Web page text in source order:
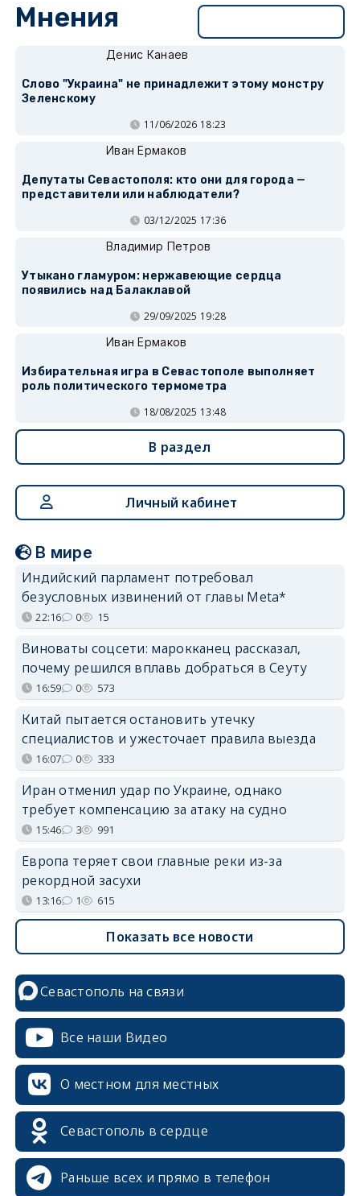
Мнения
Денис Канаев
Слово "Украина" не принадлежит этому монстру
Зеленскому
11/06/2026 18:23
Иван Ермаков
Депутаты Севастополя: кто они для города —
представители или наблюдатели?
03/12/2025 17:36
Владимир Петров
Утыкано гламуром: нержавеющие сердца
появились над Балаклавой
29/09/2025 19:28
Иван Ермаков
Избирательная игра в Севастополе выполняет
роль политического термометра
18/08/2025 13:48
В раздел
Личный кабинет
В мире
Индийский парламент потребовал
безусловных извинений от главы Meta*
22:16 0 15
Виноваты соцсети: марокканец рассказал,
почему решился вплавь добраться в Сеуту
16:59 0 573
Китай пытается остановить утечку
специалистов и ужесточает правила выезда
16:07 0 333
Иран отменил удар по Украине, однако
требует компенсацию за атаку на судно
15:46 3 991
Европа теряет свои главные реки из-за
рекордной засухи
13:16 1 615
Показать все новости
Севастополь на связи
Все наши Видео
О местном для местных
Севастополь в сердце
Раньше всех и прямо в телефон